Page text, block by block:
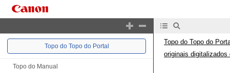
Topo do Topo do Portal
Topo do Manual
Topo do Topo do
originais digitalizados